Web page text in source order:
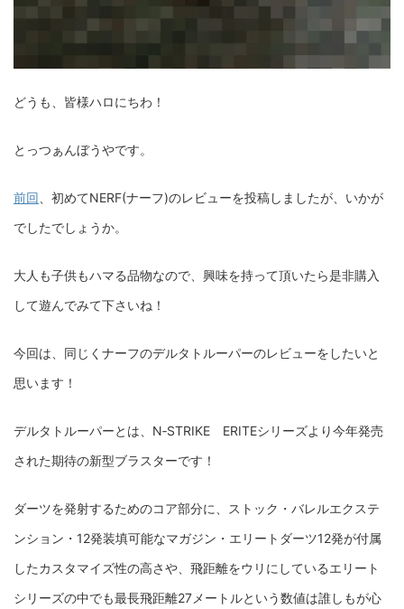
どうも、皆様ハロにちわ！
とっつぁんぼうやです。
前回 、初めてNERF(ナーフ)のレビューを投稿しましたが、いかが
でしたでしょうか。
大人も子供もハマる品物なので、興味を持って頂いたら是非購入
して遊んでみて下さいね！
今回は、同じくナーフのデルタトルーパーのレビューをしたいと
思います！
デルタトルーパーとは、N‐STRIKE ERITEシリーズより今年発売
された期待の新型ブラスターです！
ダーツを発射するためのコア部分に、ストック・バレルエクステ
ンション・12発装填可能なマガジン・エリートダーツ12発が付属
したカスタマイズ性の高さや、飛距離をウリにしているエリート
シリーズの中でも最長飛距離27メートルという数値は誰しもが心